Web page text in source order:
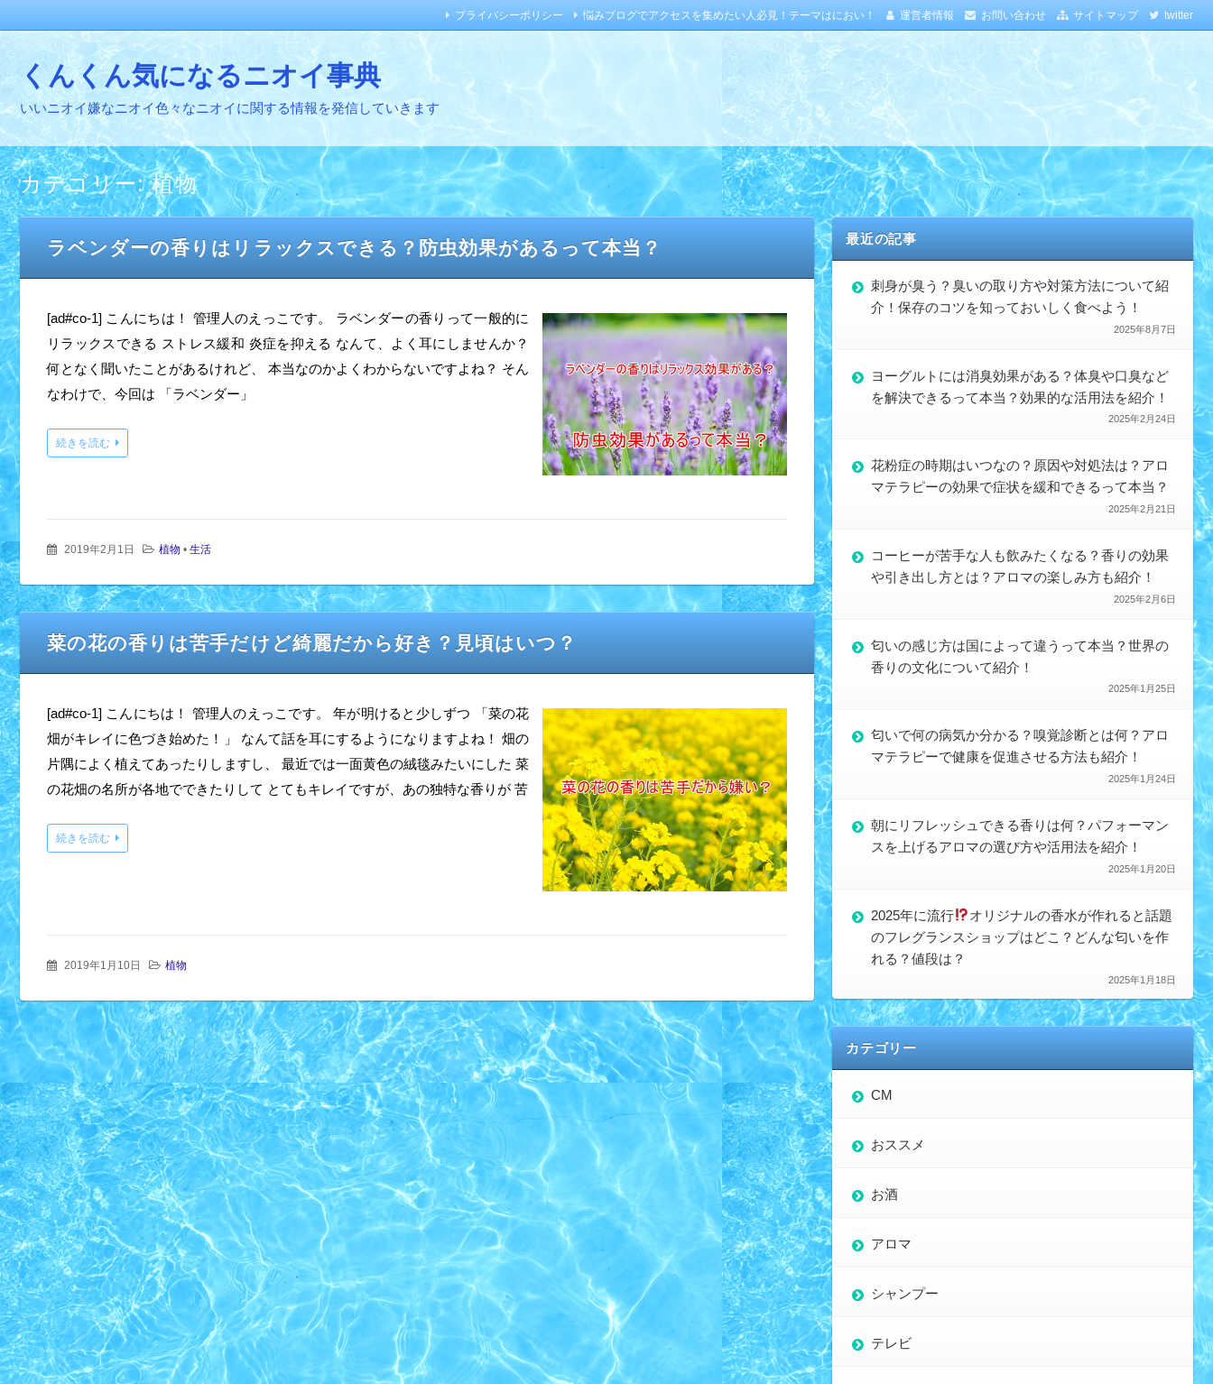
運営者情報 お問い合わせ サイトマップ twitter
プライバシーポリシー 悩みブログでアクセスを集めたい人必見！テーマはにおい！
くんくん気になるニオイ事典
いいニオイ嫌なニオイ色々なニオイに関する情報を発信していきます
カテゴリー:植物
ラベンダーの香りはリラックスできる？防虫効果があるって本当？
[ad#co-1] こんにちは！ 管理人のえっこです。 ラベンダーの香りって一般的に
リラックスできる ストレス緩和 炎症を抑える なんて、よく耳にしませんか？
何となく聞いたことがあるけれど、 本当なのかよくわからないですよね？ そん
なわけで、今回は 「ラベンダー」
続きを読む
2019年2月1日 植物 • 生活
菜の花の香りは苦手だけど綺麗だから好き？見頃はいつ？
[ad#co-1] こんにちは！ 管理人のえっこです。 年が明けると少しずつ 「菜の花
畑がキレイに色づき始めた！」 なんて話を耳にするようになりますよね！ 畑の
片隅によく植えてあったりしますし、 最近では一面黄色の絨毯みたいにした 菜
の花畑の名所が各地でできたりして とてもキレイですが、あの独特な香りが 苦
続きを読む
2019年1月10日 植物
最近の記事
刺身が臭う？臭いの取り方や対策方法について紹
介！保存のコツを知っておいしく食べよう！
2025年8月7日
ヨーグルトには消臭効果がある？体臭や口臭など
を解決できるって本当？効果的な活用法を紹介！
2025年2月24日
花粉症の時期はいつなの？原因や対処法は？アロ
マテラピーの効果で症状を緩和できるって本当？
2025年2月21日
コーヒーが苦手な人も飲みたくなる？香りの効果
や引き出し方とは？アロマの楽しみ方も紹介！
2025年2月6日
匂いの感じ方は国によって違うって本当？世界の
香りの文化について紹介！
2025年1月25日
匂いで何の病気か分かる？嗅覚診断とは何？アロ
マテラピーで健康を促進させる方法も紹介！
2025年1月24日
朝にリフレッシュできる香りは何？パフォーマン
スを上げるアロマの選び方や活用法を紹介！
2025年1月20日
2025年に流行
オリジナルの香水が作れると話題
のフレグランスショップはどこ？どんな匂いを作
れる？値段は？
2025年1月18日
カテゴリー
CM
おススメ
お酒
アロマ
シャンプー
テレビ